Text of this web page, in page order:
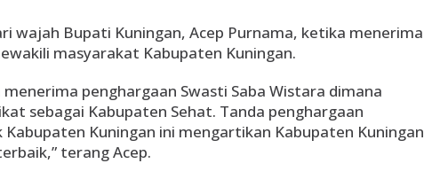
wajah Bupati Kuningan, Acep Purnama, ketika menerima
masyarakat Kabupaten Kuningan.
menerima penghargaan Swasti Saba Wistara dimana
sebagai Kabupaten Sehat. Tanda penghargaan
Kuningan ini mengartikan Kabupaten Kuningan
terang Acep.